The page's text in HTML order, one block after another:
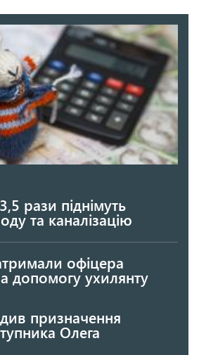
рази піднімуть
та каналізацію
офіцера
допомогу ухилянту
призначення
Олега